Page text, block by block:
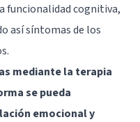
funcionalidad cognitiva,
así síntomas de los
mediante la terapia
se pueda
emocional y